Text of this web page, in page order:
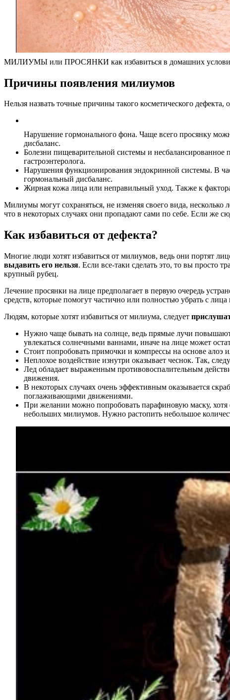
МИЛИУМЫ или ПРОСЯНКИ как избавиться в домашних
Причины появления милиумов
Нельзя назвать точные причины такого косметического дефекта,
Нарушение гормонального фона. Чаще всего просянку
дисбаланс.
Болезни пищеварительной системы и несбалансированное
гастроэнтеролога.
Нарушения функционирования эндокринной системы. В
гормональный дисбаланс.
Жирная кожа лица или неправильный уход. Также к
Милиумы могут сохраняться, не изменяя своего вида, несколько
что в некоторых случаях они пропадают сами по себе. Если же
Как избавиться от дефекта?
Многие люди хотят избавиться от милиумов, ведь они портят
выдавить его нельзя. Если все-таки сделать это, то вы просто
крупный рубец.
Лечение просянки на лице предполагает в первую очередь
средств, которые помогут частично или полностью убрать с лица
Людям, которые хотят избавиться от милиума, следует
Нужно чаще бывать на солнце, ведь прямые лучи повышают
увлекаться солнечными ваннами, иначе на лице может
Стоит попробовать примочки и компрессы на основе алоэ
Неплохое воздействие изнутри оказывает чеснок. Так,
Лед обладает выраженным противовоспалительным
движения.
В некоторых случаях очень эффективным оказывается
поглаживающими движениями.
При желании можно попробовать парафиновую маску, хотя
небольших милиумов. Нужно растопить небольшое